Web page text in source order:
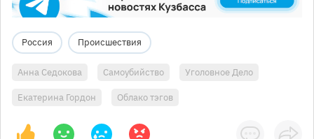
Россия Происшествия
Анна Седокова Самоубийство Уголовное Дело
Екатерина Гордон Облако тэгов